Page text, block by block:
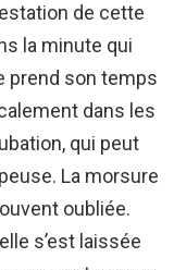
de cette
la minute qui
prend son temps
dans les
qui peut
La morsure
oubliée.
s’est laissée